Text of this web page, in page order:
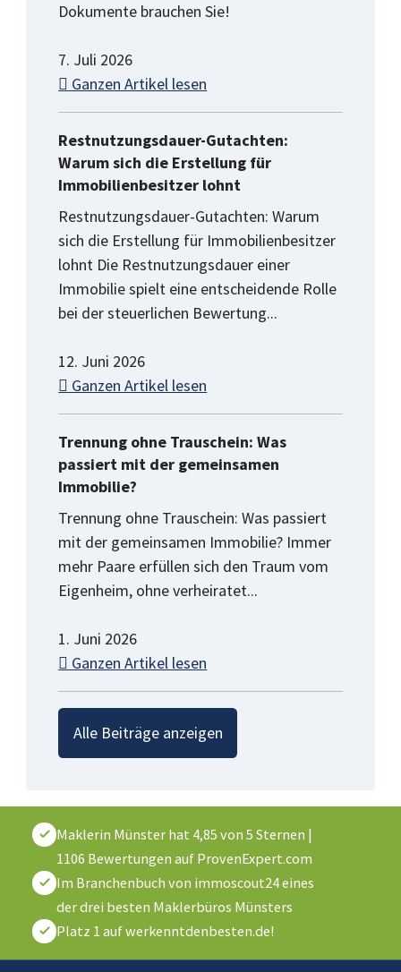
Dokumente brauchen Sie!
7. Juli 2026
Ganzen Artikel lesen
Restnutzungsdauer-Gutachten:
Warum sich die Erstellung für
Immobilienbesitzer lohnt
Restnutzungsdauer-Gutachten: Warum
sich die Erstellung für Immobilienbesitzer
lohnt Die Restnutzungsdauer einer
Immobilie spielt eine entscheidende Rolle
bei der steuerlichen Bewertung...
12. Juni 2026
Ganzen Artikel lesen
Trennung ohne Trauschein: Was
passiert mit der gemeinsamen
Immobilie?
Trennung ohne Trauschein: Was passiert
mit der gemeinsamen Immobilie? Immer
mehr Paare erfüllen sich den Traum vom
Eigenheim, ohne verheiratet...
1. Juni 2026
Ganzen Artikel lesen
Alle Beiträge anzeigen
Maklerin Münster hat 4,85 von 5 Sternen |
1106 Bewertungen auf ProvenExpert.com
Im Branchenbuch von immoscout24 eines
der drei besten Maklerbüros Münsters
Platz 1 auf werkenntdenbesten.de!